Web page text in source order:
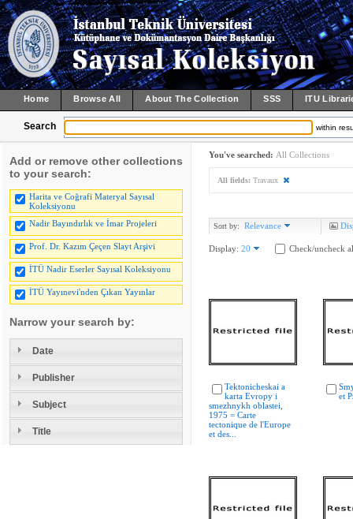
Home Browse All About The Collection SSS ITU
Search within
Add or remove other collections
to your search:
Harita ve Coğrafi Materyal Sayısal
Koleksiyonu
Nadir Bayındırlık ve İmar Projeleri
Prof. Dr. Kazım Çeçen Slayt Arşivi
İTÜ Nadir Eserler Sayısal Koleksiyonu
İTÜ Yayınevi'nden Çıkan Yayınlar
Narrow your search by:
Date
Publisher
Subject
Title
You've searched: All Collections
All fields: Travaux
Sort by: Relevance
Display: 20 Check/uncheck
Tektonicheskai a
karta Evropy i
smezhnykh oblastei,
1975 = Carte
tectonique de l'Europe
et des...
et